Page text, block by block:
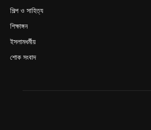
শিল্প ও সাহিত্য
শিক্ষাঙ্গন
ইসলামধর্মীয়
শোক সংবাদ